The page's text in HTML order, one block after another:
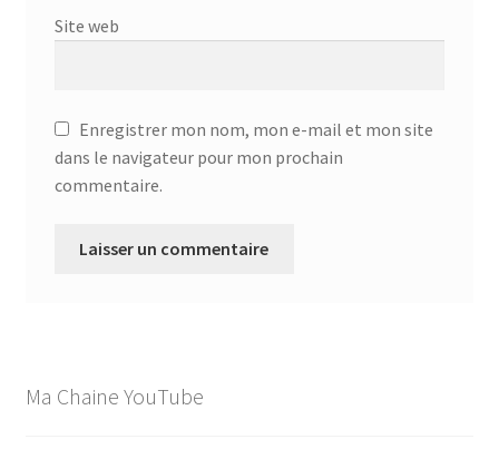
Site web
Enregistrer mon nom, mon e-mail et mon site
dans le navigateur pour mon prochain
commentaire.
Ma Chaine YouTube